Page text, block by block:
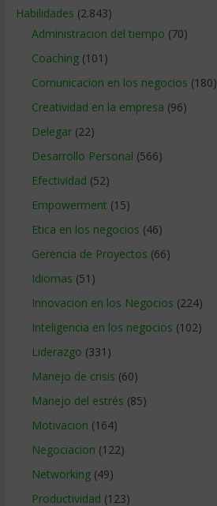
Habilidades (2.843)
Administracion del tiempo (70)
Coaching(101)
Comunicacion en los negocios (180)
Creatividad en la empresa (96)
Delegar(22)
Desarrollo Personal (566)
Efectividad (52)
Empowerment (15)
Etica en los negocios (46)
Gerencia de Proyectos (66)
Idiomas (51)
Innovacion en los Negocios (224)
Inteligencia en los negocios (102)
Liderazgo (331)
Manejo de crisis (60)
Manejo del estrés (85)
Motivacion (164)
Negociacion (122)
Networking(49)
Productividad (123)